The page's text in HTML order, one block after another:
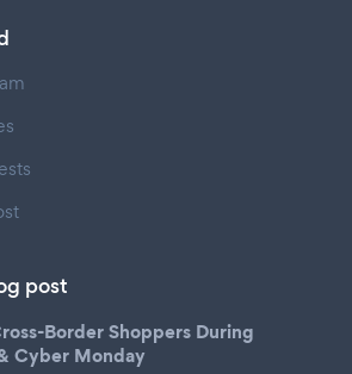
post
Border Shoppers During
Cyber Monday